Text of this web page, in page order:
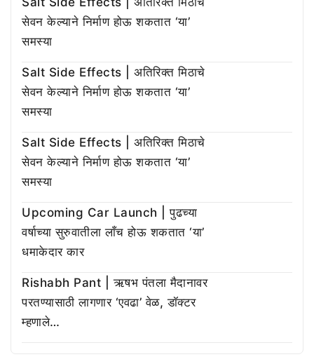
सेवन केल्याने निर्माण होऊ शकतात ‘या’
समस्या
Salt Side Effects | अतिरिक्त मिठाचे
सेवन केल्याने निर्माण होऊ शकतात ‘या’
समस्या
Salt Side Effects | अतिरिक्त मिठाचे
सेवन केल्याने निर्माण होऊ शकतात ‘या’
समस्या
Upcoming Car Launch | पुढच्या
वर्षाच्या सुरुवातीला लाँच होऊ शकतात ‘या’
धमाकेदार कार
Rishabh Pant | ऋषभ पंतला मैदानावर
परतण्यासाठी लागणार ‘एवढा’ वेळ, डॉक्टर
म्हणाले…